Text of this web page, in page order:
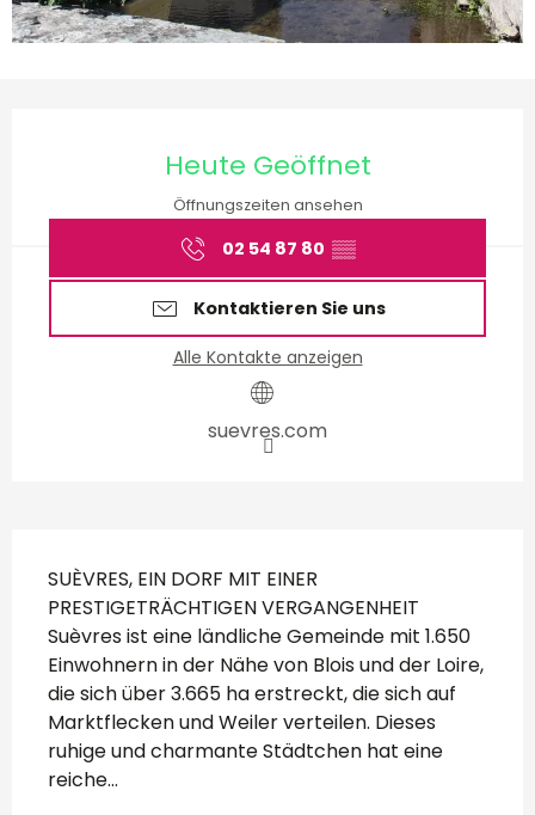
Heute Geöffnet
Öffnungszeiten ansehen
02 54 87 80 ▒▒
Kontaktieren Sie uns
Alle Kontakte anzeigen
suevres.com
Beschreibung
SUÈVRES, EIN DORF MIT EINER
PRESTIGETRÄCHTIGEN VERGANGENHEIT
Suèvres ist eine ländliche Gemeinde mit 1.650
Einwohnern in der Nähe von Blois und der Loire,
die sich über 3.665 ha erstreckt, die sich auf
Marktflecken und Weiler verteilen. Dieses
ruhige und charmante Städtchen hat eine
reiche...